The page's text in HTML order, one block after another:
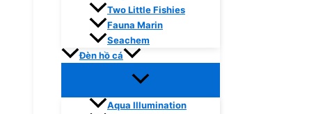
Two Little Fishies
Fauna Marin
Seachem
Đèn hồ cá
Aqua Illumination